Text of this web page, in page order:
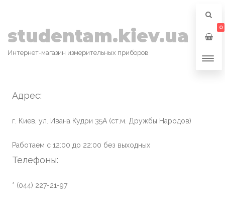
studentam.kiev.ua
Интернет-магазин измерительных приборов
0
Адрес:
г. Киев, ул. Ивана Кудри 35А (ст.м. Дружбы Народов)
Работаем с 12:00 до 22:00 без выходных
Телефоны:
* (044) 227-21-97